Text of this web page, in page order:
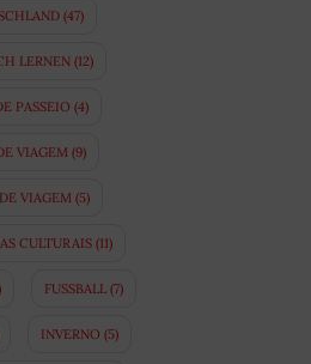
(47)
LERNEN (12)
PASSEIO (4)
VIAGEM (9)
VIAGEM (5)
CULTURAIS(11)
FUSSBALL (7)
INVERNO (5)